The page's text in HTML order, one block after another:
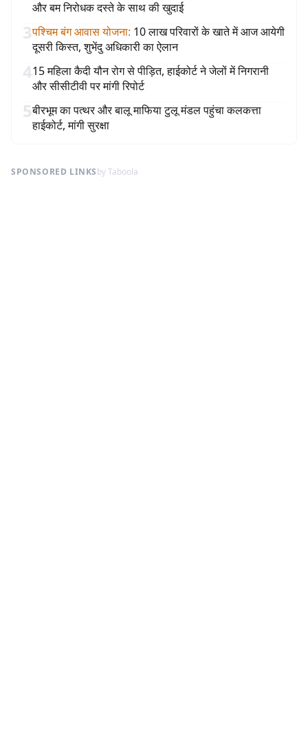
और बम निरोधक दस्ते के साथ की खुदाई
3पश्चिम बंग आवास योजना: 10 लाख परिवारों के खाते में आज आयेगी
दूसरी किस्त, शुभेंदु अधिकारी का ऐलान
415 महिला कैदी यौन रोग से पीड़ित, हाईकोर्ट ने जेलों में निगरानी
और सीसीटीवी पर मांगी रिपोर्ट
5बीरभूम का पत्थर और बालू माफिया टुलू मंडल पहुंचा कलकत्ता
हाईकोर्ट, मांगी सुरक्षा
SPONSORED LINKSby Taboola